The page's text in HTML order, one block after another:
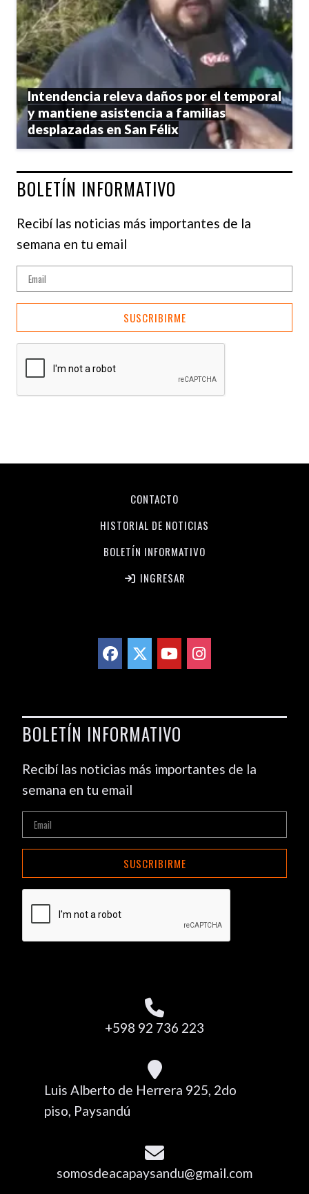
Intendencia releva daños por el temporal
y mantiene asistencia a familias
desplazadas en San Félix
BOLETÍN INFORMATIVO
Recibí las noticias más importantes de la
semana en tu email
SUSCRIBIRME
CONTACTO
HISTORIAL DE NOTICIAS
BOLETÍN INFORMATIVO
INGRESAR
BOLETÍN INFORMATIVO
Recibí las noticias más importantes de la
semana en tu email
SUSCRIBIRME
+598 92 736 223
Luis Alberto de Herrera 925, 2do
piso, Paysandú
somosdeacapaysandu@gmail.com